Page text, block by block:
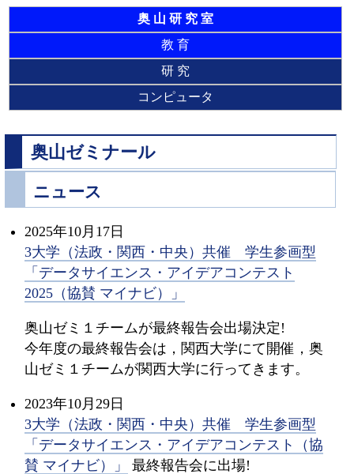
奥 山 研 究 室
教 育
研 究
コンピュータ
奥山ゼミナール
ニュース
2025年10月17日
3大学（法政・関西・中央）共催 学生参画型
「データサイエンス・アイデアコンテスト
2025（協賛 マイナビ）」
奥山ゼミ１チームが最終報告会出場決定!
今年度の最終報告会は，関西大学にて開催，奥
山ゼミ１チームが関西大学に行ってきます。
2023年10月29日
3大学（法政・関西・中央）共催 学生参画型
「データサイエンス・アイデアコンテスト（協
賛 マイナビ）」
最終報告会に出場!